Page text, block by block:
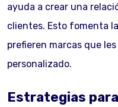
ayuda a crear una
clientes. Esto fomenta
prefieren marcas que
personalizado.
Estrategias